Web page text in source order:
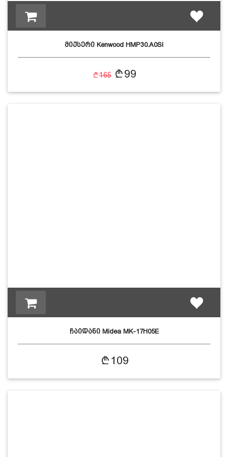
მიქსერი Kenwood HMP30.A0SI
165 99
ჩაიდანი Midea MK-17H05E
109